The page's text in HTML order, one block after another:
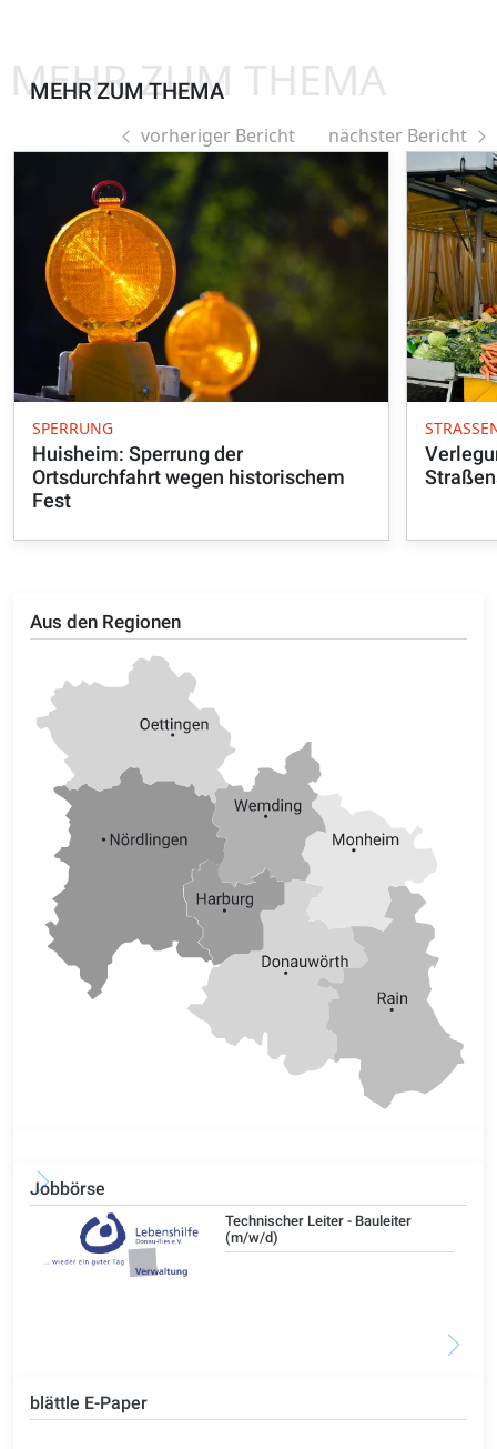
Aus den Regionen
Jobbörse
Technischer Leiter - Bauleiter
(m/w/d)
blättle E-Paper
MEHR ZUM THEMA
MEHR ZUM THEMA
vorheriger Bericht nächster Bericht
SPERRUNG
Huisheim: Sperrung der
Ortsdurchfahrt wegen historischem
Fest